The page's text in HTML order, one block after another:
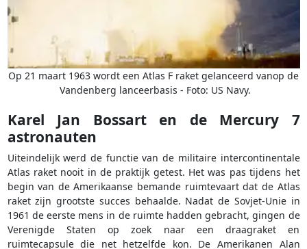
Op 21 maart 1963 wordt een Atlas F raket gelanceerd vanop de
Vandenberg lanceerbasis - Foto: US Navy.
Karel Jan Bossart en de Mercury 7
astronauten
Uiteindelijk werd de functie van de militaire intercontinentale
Atlas raket nooit in de praktijk getest. Het was pas tijdens het
begin van de Amerikaanse bemande ruimtevaart dat de Atlas
raket zijn grootste succes behaalde. Nadat de Sovjet-Unie in
1961 de eerste mens in de ruimte hadden gebracht, gingen de
Verenigde Staten op zoek naar een draagraket en
ruimtecapsule die net hetzelfde kon. De Amerikanen Alan